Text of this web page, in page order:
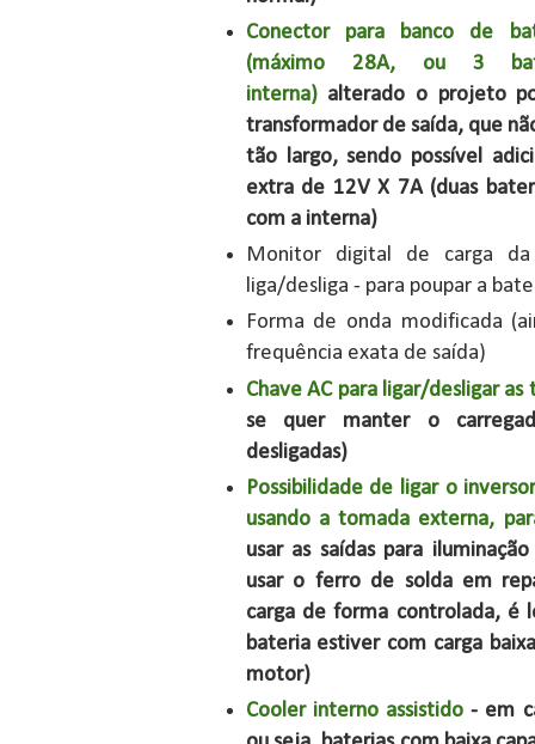
Conector para banco de
(máximo 28A, ou 3
interna) alterado o projeto
transformador de saída, que
tão largo, sendo possível
extra de 12V X 7A (duas
com a interna)
Monitor digital de carga
liga/desliga - para poupar a
Forma de onda modificada
frequência exata de saída)
Chave AC para ligar/desligar
se quer manter o
desligadas)
Possibilidade de ligar o
usando a tomada externa,
usar as saídas para
usar o ferro de solda em
carga de forma controlada, é
bateria estiver com carga
motor)
Cooler interno assistido - em